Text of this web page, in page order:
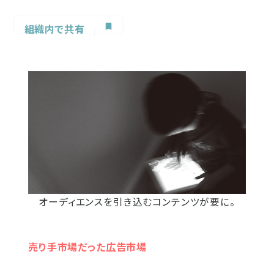
組織内で共有
オーディエンスを引き込むコンテンツが要に。
売り手市場だった広告市場